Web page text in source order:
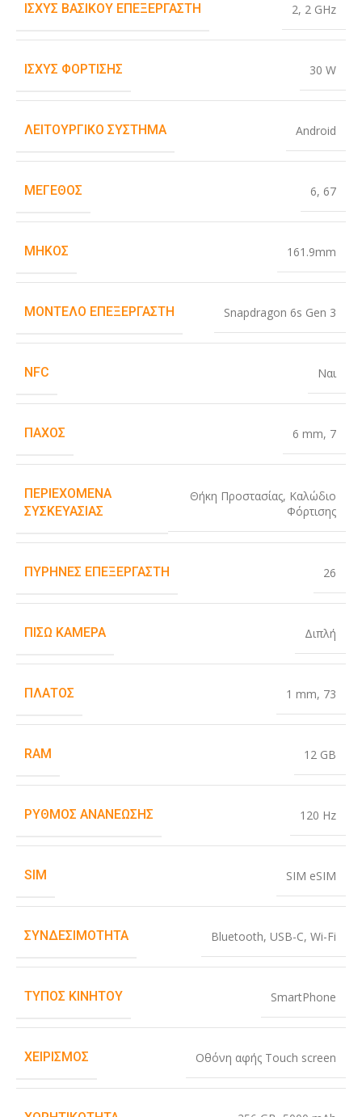
ΙΣΧΎΣ ΒΑΣΙΚΟΎ ΕΠΕΞΕΡΓΑΣΤΉ 2, 2 GHz
ΙΣΧΎΣ ΦΌΡΤΙΣΗΣ 30 W
ΛΕΙΤΟΥΡΓΙΚΌ ΣΎΣΤΗΜΑ Android
ΜΈΓΕΘΟΣ 6, 67
ΜΉΚΟΣ 161.9mm
ΜΟΝΤΈΛΟ ΕΠΕΞΕΡΓΑΣΤΉ Snapdragon 6s Gen 3
NFC Ναι
ΠΆΧΟΣ 6 mm, 7
ΠΕΡΙΕΧΌΜΕΝΑ
ΣΥΣΚΕΥΑΣΊΑΣ
Θήκη Προστασίας, Καλώδιο
Φόρτισης
ΠΥΡΉΝΕΣ ΕΠΕΞΕΡΓΑΣΤΉ 26
ΠΊΣΩ ΚΆΜΕΡΑ Διπλή
ΠΛΆΤΟΣ 1 mm, 73
RAM 12 GB
ΡΥΘΜΌΣ ΑΝΑΝΈΩΣΗΣ 120 Hz
SIM SIM eSIM
ΣΥΝΔΕΣΙΜΌΤΗΤΑ Bluetooth, USB-C, Wi-Fi
ΤΎΠΟΣ ΚΙΝΗΤΟΎ SmartPhone
ΧΕΙΡΙΣΜΌΣ Οθόνη αφής Touch screen